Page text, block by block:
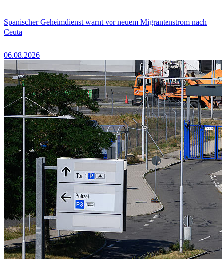
Spanischer Geheimdienst warnt vor neuem Migrantenstrom nach
Ceuta
06.08.2026